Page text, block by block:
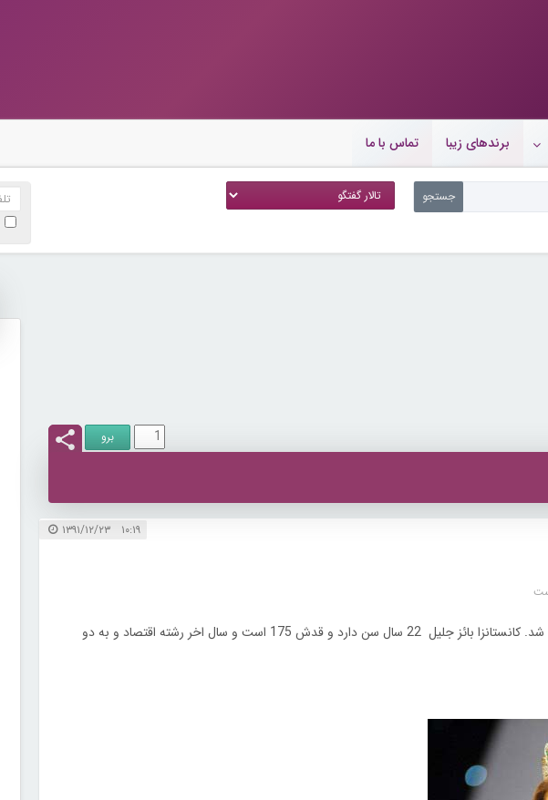
برندهای زیبا تماس با ما
۱۰:۱۹ ۱۳۹۱/۱۲/۲۳
دختر شایسته اکوادور سال 2013 انتخاب شد. کانستانزا بائز جلیل 22 سال سن دارد و قدش 175 است و سال اخر رشته اقتصاد و به دو